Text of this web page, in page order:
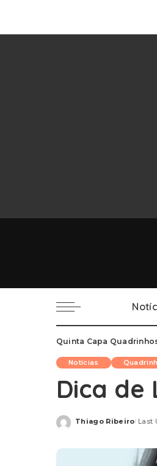
Quinta Capa
Notícias
Dica de
Posted
Thiago Ribeiro Last